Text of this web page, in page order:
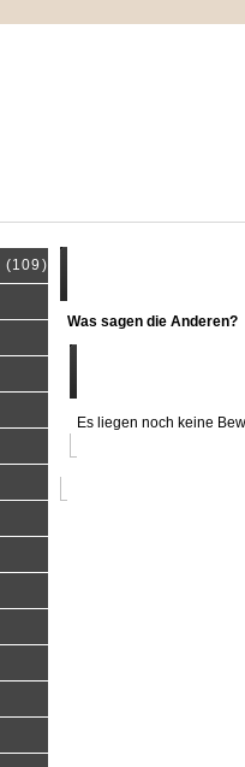
(109)
Was sagen die Anderen?
Es liegen noch keine